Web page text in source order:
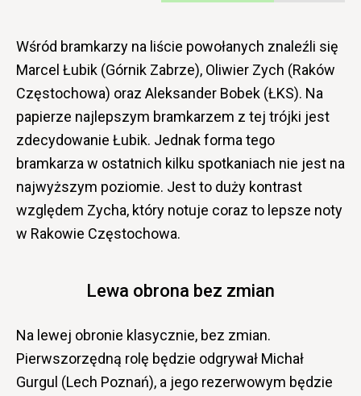
Wśród bramkarzy na liście powołanych znaleźli się
Marcel Łubik (Górnik Zabrze), Oliwier Zych (Raków
Częstochowa) oraz Aleksander Bobek (ŁKS). Na
papierze najlepszym bramkarzem z tej trójki jest
zdecydowanie Łubik. Jednak forma tego
bramkarza w ostatnich kilku spotkaniach nie jest na
najwyższym poziomie. Jest to duży kontrast
względem Zycha, który notuje coraz to lepsze noty
w Rakowie Częstochowa.
Lewa obrona bez zmian
Na lewej obronie klasycznie, bez zmian.
Pierwszorzędną rolę będzie odgrywał Michał
Gurgul (Lech Poznań), a jego rezerwowym będzie